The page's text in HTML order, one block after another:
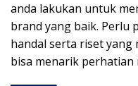
anda lakukan untuk
brand yang baik. Perlu
handal serta riset yang
bisa menarik perhatian